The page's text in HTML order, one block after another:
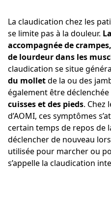
La claudication chez les
se limite pas à la douleur.
accompagnée de
de lourdeur dans les
claudication se situe
du molletde la ou des
également être déclenchée
cuisses et des pieds. Chez
d’AOMI, ces symptômes
certain temps de repos de
déclencher de nouveau
utilisée pour marcher ou
s’appelle la claudication